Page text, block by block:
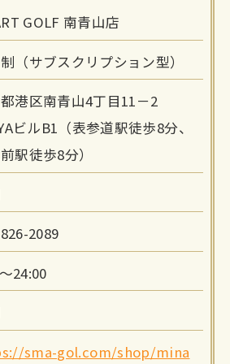
GOLF 南青山店
（サブスクリプション型）
港区南青山4丁目11－2
ビルB1（表参道駅徒歩8分、
駅徒歩8分）
2089
24:00
sma-gol.com/shop/mina